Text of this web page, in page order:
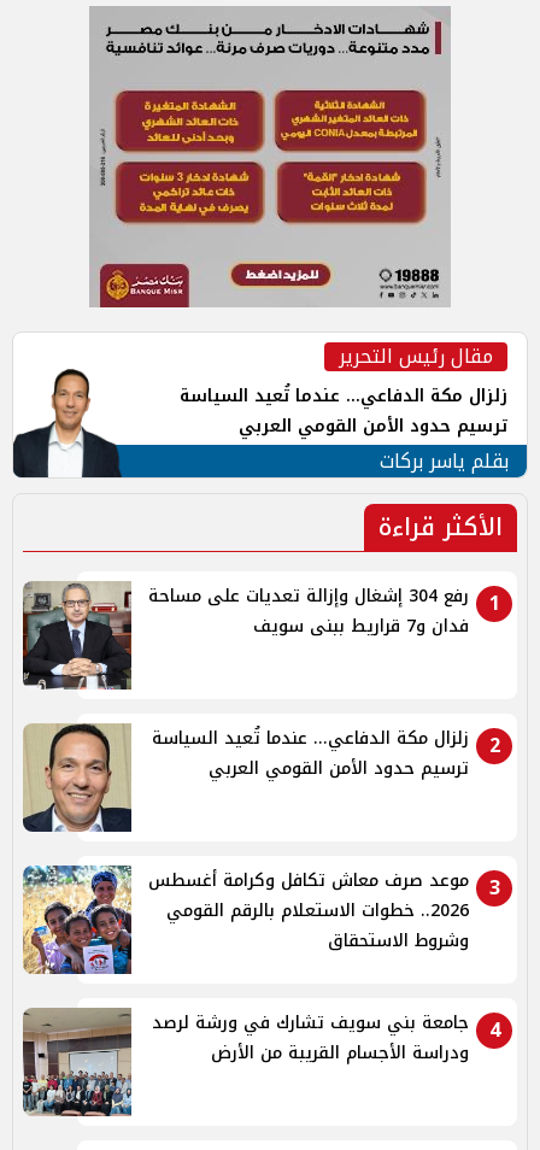
مقال رئيس التحرير
زلزال مكة الدفاعي... عندما تُعيد السياسة
ترسيم حدود الأمن القومي العربي
بقلم ياسر بركات
الأكثر قراءة
1
رفع 304 إشغال وإزالة تعديات على مساحة
فدان و7 قراريط ببنى سويف
2
زلزال مكة الدفاعي... عندما تُعيد السياسة
ترسيم حدود الأمن القومي العربي
3
موعد صرف معاش تكافل وكرامة أغسطس
2026.. خطوات الاستعلام بالرقم القومي
وشروط الاستحقاق
4
جامعة بني سويف تشارك في ورشة لرصد
ودراسة الأجسام القريبة من الأرض